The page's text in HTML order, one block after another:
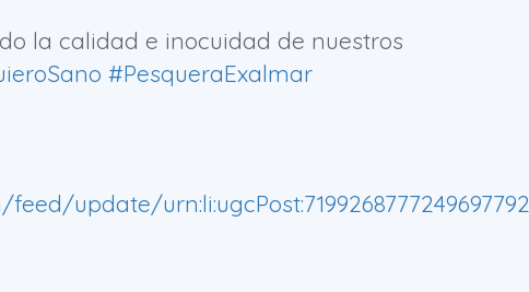
la calidad e inocuidad de nuestros
#PesqueraExalmar
update/urn:li:ugcPost:7199268777249697792